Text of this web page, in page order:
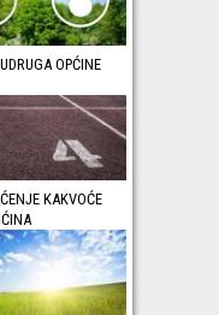
OPĆINE
KAKVOĆE